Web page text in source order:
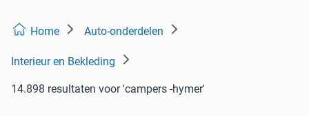
Home Auto-onderdelen
Interieur en Bekleding
14.898 resultaten voor 'campers -hymer'